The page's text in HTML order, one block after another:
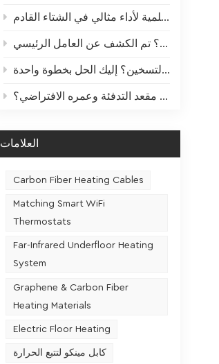
دليل "الراحة" الصيفية لأجهزة التدفئة: صيانة علمية لأداء مثالي في الشتاء القادم
ما هي العلاقة بين معدل استخدام مقعد التدفئة وعمره الافتراضي؟
العلامات
Carbon Fiber Heating Cables
Matching Smart WiFi
Thermostats
Far-Infrared Underfloor Heating
System
Graphene & Carbon Fiber
Heating Materials
Electric Floor Heating
كابل مينكو لتتبع الحرارة